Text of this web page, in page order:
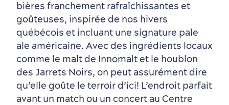
bières franchement rafraîchissantes et
goûteuses, inspirée de nos hivers
québécois et incluant une signature pale
ale américaine. Avec des ingrédients locaux
comme le malt de Innomalt et le houblon
des Jarrets Noirs, on peut assurément dire
qu’elle goûte le terroir d’ici! L’endroit parfait
avant un match ou un concert au Centre